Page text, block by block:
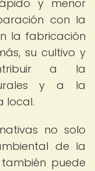
y menor
con la
la fabricación
su cultivo y
a la
y a la
local.
no solo
de la
puede